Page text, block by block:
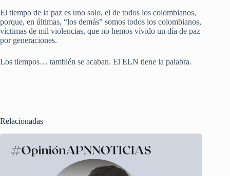
El tiempo de la paz es uno solo, el de todos los colombianos,
porque, en últimas, “los demás” somos todos los colombianos,
víctimas de mil violencias, que no hemos vivido un día de paz
por generaciones.
Los tiempos… también se acaban. El ELN tiene la palabra.
Relacionadas